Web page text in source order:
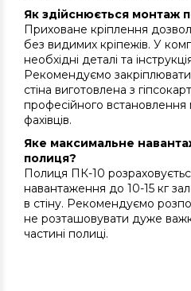
Як здійснюється монтаж
Приховане кріплення
без видимих кріпежів. У
необхідні деталі та
Рекомендуємо
стіна виготовлена з
професійного
фахівців.
Яке максимальне
полиця?
Полиця ПК-10
навантаження до 10-15 кг
в стіну. Рекомендуємо
не розташовувати дуже
частині полиці.